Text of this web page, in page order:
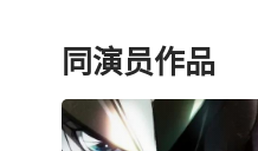
人类制造出了机器人作为他们
的帮手，但机器人却最终背叛
权。就在人们被逼的走投无路
之时，一位名叫露娜（矢岛晶
同演员作品